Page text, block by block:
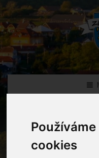
cookies
Fotogalerie
Home Fotogalerie